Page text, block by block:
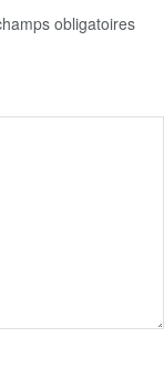
obligatoires